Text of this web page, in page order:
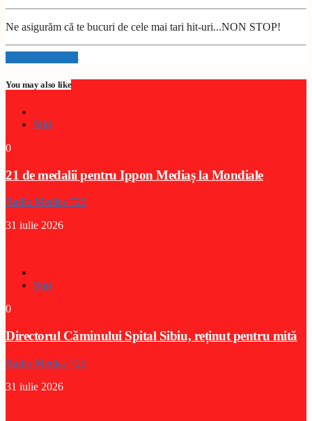
Ne asigurăm că te bucuri de cele mai tari hit-uri...NON STOP!
Info and episodes
You may also like
Stiri
0
21 de medalii pentru Ippon Mediaș la Mondiale
Radio Medias 725
31 iulie 2026
Stiri
0
Directorul Căminului Spital Sibiu, reținut pentru mită
Radio Medias 725
31 iulie 2026